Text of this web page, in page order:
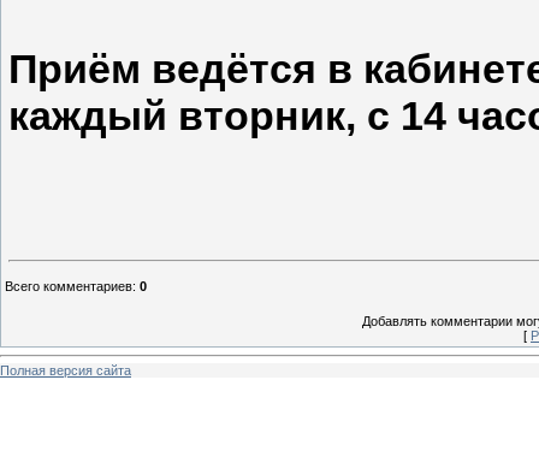
Приём ведётся в
каждый вторник, с 14
Всего комментариев: 0
Добавлять комментарии
[
Полная версия сайта